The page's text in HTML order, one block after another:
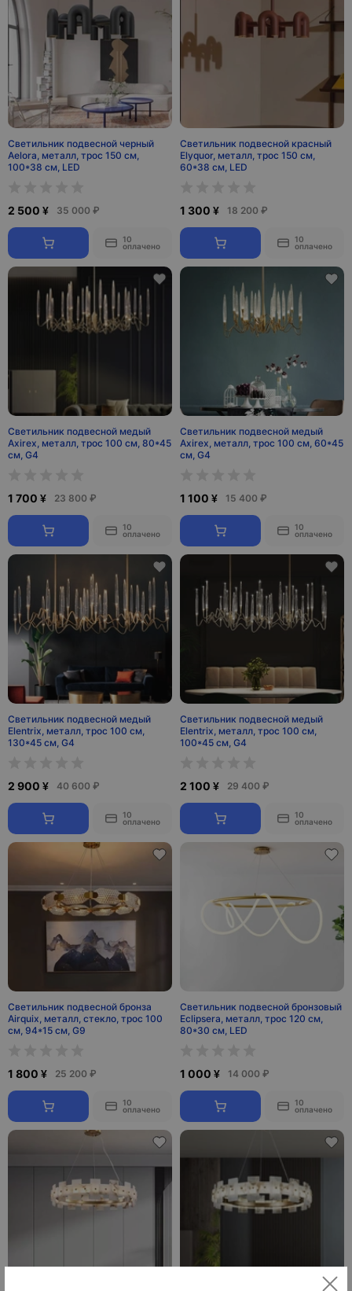
Светильник подвесной черный
Aelora, металл, трос 150 см,
100*38 см, LED
2 500 ¥ 35 000 ₽
10
оплачено
Светильник подвесной красный
Elyquor, металл, трос 150 см,
60*38 см, LED
1 300 ¥ 18 200 ₽
10
оплачено
Светильник подвесной медый
Axirex, металл, трос 100 см, 80*45
см, G4
1 700 ¥ 23 800 ₽
10
оплачено
Светильник подвесной медый
Axirex, металл, трос 100 см, 60*45
см, G4
1 100 ¥ 15 400 ₽
10
оплачено
Светильник подвесной медый
Elentrix, металл, трос 100 см,
130*45 см, G4
2 900 ¥ 40 600 ₽
10
оплачено
Светильник подвесной медый
Elentrix, металл, трос 100 см,
100*45 см, G4
2 100 ¥ 29 400 ₽
10
оплачено
Светильник подвесной бронза
Airquix, металл, стекло, трос 100
см, 94*15 см, G9
1 800 ¥ 25 200 ₽
10
оплачено
Светильник подвесной бронзовый
Eclipsera, металл, трос 120 см,
80*30 см, LED
1 000 ¥ 14 000 ₽
10
оплачено